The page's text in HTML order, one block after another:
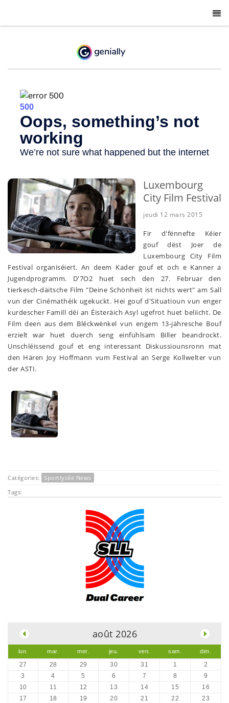
Luxembourg
City Film Festival
jeudi 12 mars 2015
Fir d'fënnefte Kéier
gouf dëst Joer de
Luxembourg City Film
Festival organiséiert. An deem Kader gouf et och e Kanner a
Jugendprogramm. D'7O2 huet sech den 27. Februar den
tierkesch-däitsche Film "Deine Schönheit ist nichts wert" am Sall
vun der Cinémathéik ugekuckt. Hei gouf d'Situatioun vun enger
kurdescher Famill déi an Éisteräich Asyl ugefrot huet beliicht. De
Film deen aus dem Bléckwënkel vun engem 13-jähresche Bouf
erzielt war huet duerch seng einfühlsam Biller beandrockt.
Unschléissend gouf et eng interessant Diskussiounsronn mat
den Hären Joy Hoffmann vum Festival an Serge Kollwelter vun
der ASTI.
Catégories:
Sportlycée News
Tags:
août 2026
lun. mar. mer. jeu. ven. sam. dim.
27 28 29 30 31 1
2
3
4 5 6 7 8
9
10
11 12 13 14 15
16
17
18 19 20 21 22
23